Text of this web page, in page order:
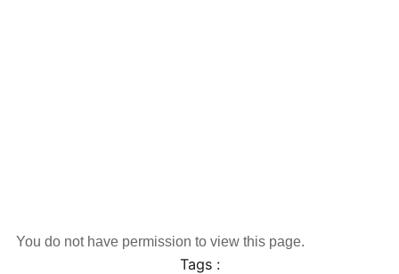
You do not have permission to view this page.
Tags :